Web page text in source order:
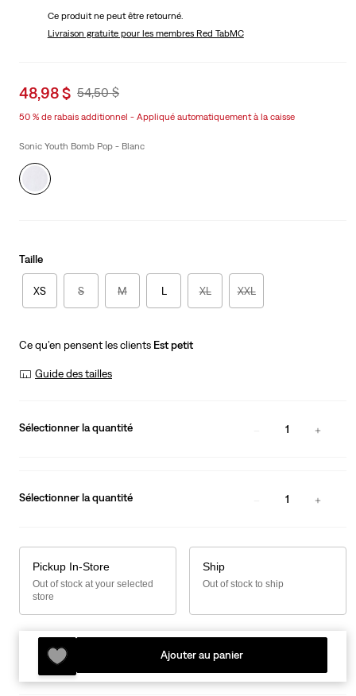
is
Was
Ce produit ne peut être retourné.
Livraison gratuitepour les membres Red TabMC
Sale
is
48,98 $ Original
54,50 $
50 % de rabais additionnel - Appliqué automatiquement à la caisse
Sonic Youth Bomb Pop - Blanc
Taille
XS S M L XL XXL
Ce qu’en pensent les clients Est petit
Guide des tailles
Sélectionner la quantité 1
Sélectionner la quantité 1
Pickup In-Store
Out of stock at your selected
store
Ship
Out of stock to ship
Ajouter au panier